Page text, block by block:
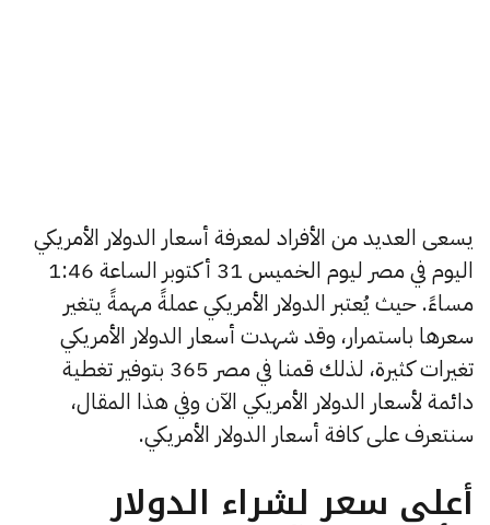
يسعى العديد من الأفراد لمعرفة أسعار الدولار الأمريكي
اليوم في مصر ليوم الخميس 31 أكتوبر الساعة 1:46
مساءً. حيث يُعتبر الدولار الأمريكي عملةً مهمةً يتغير
سعرها باستمرار، وقد شهدت أسعار الدولار الأمريكي
تغيرات كثيرة، لذلك قمنا في مصر 365 بتوفير تغطية
دائمة لأسعار الدولار الأمريكي الآن وفي هذا المقال،
سنتعرف على كافة أسعار الدولار الأمريكي.
أعلى سعر لشراء الدولار